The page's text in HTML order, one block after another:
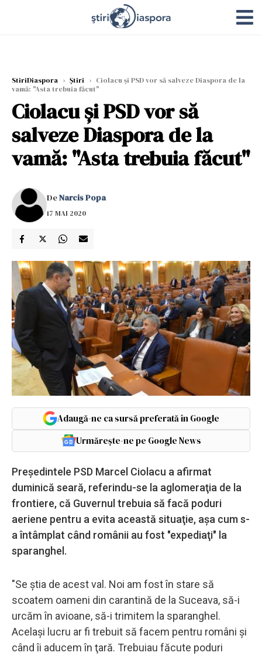
StiriDiaspora › Știri › Ciolacu și PSD vor să salveze Diaspora de la
vamă: "Asta trebuia făcut"
Ciolacu și PSD vor să
salveze Diaspora de la
vamă: "Asta trebuia făcut"
DeNarcis Popa
17 MAI 2020
Adaugă-ne ca sursă preferată în Google
Urmărește-ne pe Google News
Preşedintele PSD Marcel Ciolacu a afirmat
duminică seară, referindu-se la aglomeraţia de la
frontiere, că Guvernul trebuia să facă poduri
aeriene pentru a evita această situaţie, aşa cum s-
a întâmplat când românii au fost "expediaţi" la
sparanghel.
"Se ştia de acest val. Noi am fost în stare să
scoatem oameni din carantină de la Suceava, să-i
urcăm în avioane, să-i trimitem la sparanghel.
Acelaşi lucru ar fi trebuit să facem pentru români şi
când îi aducem în ţară. Trebuiau făcute poduri